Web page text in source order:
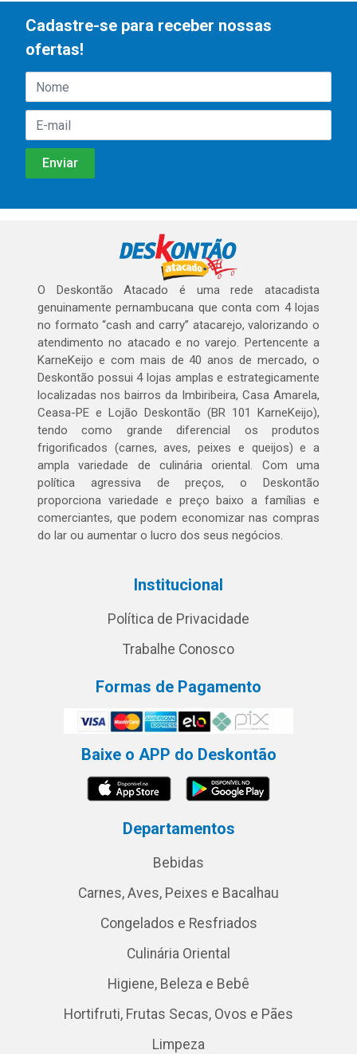
Cadastre-se para receber nossas
ofertas!
O Deskontão Atacado é uma rede atacadista
genuinamente pernambucana que conta com 4 lojas
no formato “cash and carry” atacarejo, valorizando o
atendimento no atacado e no varejo. Pertencente a
KarneKeijo e com mais de 40 anos de mercado, o
Deskontão possui 4 lojas amplas e estrategicamente
localizadas nos bairros da Imbiribeira, Casa Amarela,
Ceasa-PE e Lojão Deskontão (BR 101 KarneKeijo),
tendo como grande diferencial os produtos
frigorificados (carnes, aves, peixes e queijos) e a
ampla variedade de culinária oriental. Com uma
política agressiva de preços, o Deskontão
proporciona variedade e preço baixo a famílias e
comerciantes, que podem economizar nas compras
do lar ou aumentar o lucro dos seus negócios.
Institucional
Política de Privacidade
Trabalhe Conosco
Formas de Pagamento
Baixe o APP do Deskontão
Departamentos
Bebidas
Carnes, Aves, Peixes e Bacalhau
Congelados e Resfriados
Culinária Oriental
Higiene, Beleza e Bebê
Hortifruti, Frutas Secas, Ovos e Pães
Limpeza